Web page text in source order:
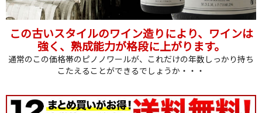
この古いスタイルのワイン造りにより、ワインは
強く、熟成能力が格段に上がります。
通常のこの価格帯のピノノワールが、これだけの年数しっかり持ち
こたえることができるでしょうか・・・